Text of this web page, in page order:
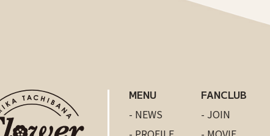
MENU
- NEWS
FANCLUB
- JOIN